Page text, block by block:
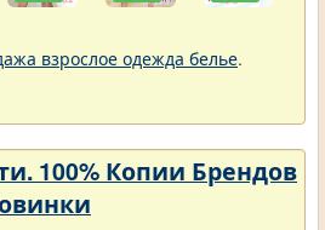
взрослое одежда белье.
100% Копии Брендов